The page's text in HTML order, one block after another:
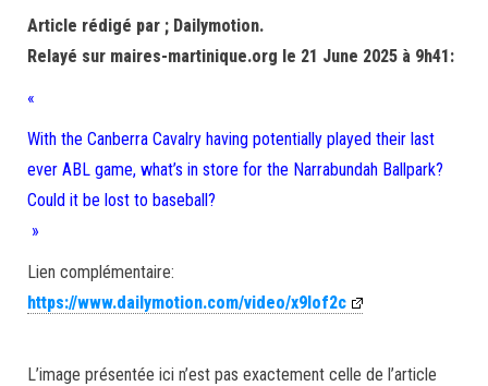
Article rédigé par ; Dailymotion.
Relayé sur maires-martinique.org le 21 June 2025 à 9h41:
«
With the Canberra Cavalry having potentially played their last
ever ABL game, what’s in store for the Narrabundah Ballpark?
Could it be lost to baseball?
»
Lien complémentaire:
https://www.dailymotion.com/video/x9lof2c
L’image présentée ici n’est pas exactement celle de l’article